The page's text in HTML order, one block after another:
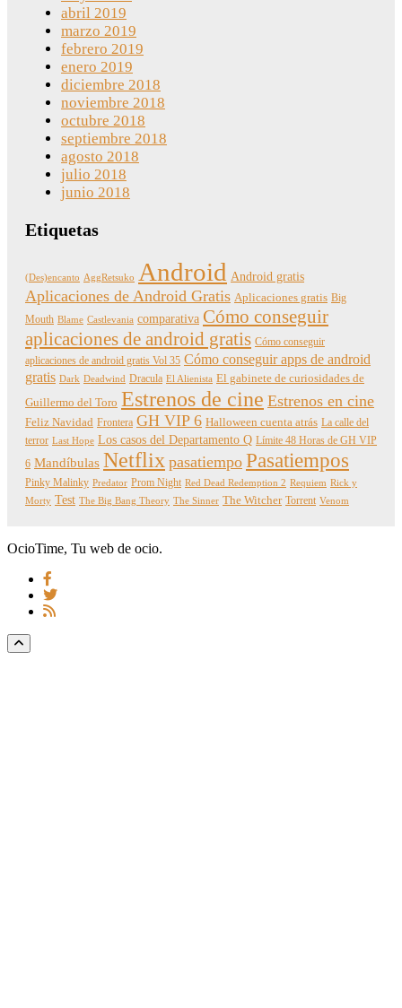
abril 2019
marzo 2019
febrero 2019
enero 2019
diciembre 2018
noviembre 2018
octubre 2018
septiembre 2018
agosto 2018
julio 2018
junio 2018
Etiquetas
(Des)encanto AggRetsuko Android Android gratis
Aplicaciones de Android Gratis Aplicaciones gratis Big
Mouth Blame Castlevania comparativa Cómo conseguir
aplicaciones de android gratis Cómo conseguir
aplicaciones de android gratis Vol 35 Cómo conseguir apps de android
gratis Dark Deadwind Dracula El Alienista El gabinete de curiosidades de
Guillermo del Toro Estrenos de cine Estrenos en cine
Feliz Navidad Frontera GH VIP 6 Halloween cuenta atrás La calle del
terror Last Hope Los casos del Departamento Q Límite 48 Horas de GH VIP
6 Mandíbulas Netflix pasatiempo Pasatiempos
Pinky Malinky Predator Prom Night Red Dead Redemption 2 Requiem Rick y
Morty Test The Big Bang Theory The Sinner The Witcher Torrent Venom
OcioTime, Tu web de ocio.